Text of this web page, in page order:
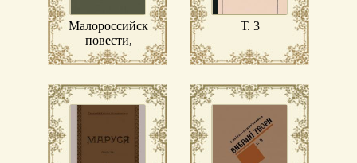
Малороссийские
повести,
рассказанные
Грыцьком
Основьяненком
Т. 3